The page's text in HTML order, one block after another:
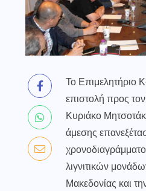
Το Επιμελητήριο
επιστολή προς
Κυριάκο
άμεσης
λιγνιτικών
Μακεδονίας και